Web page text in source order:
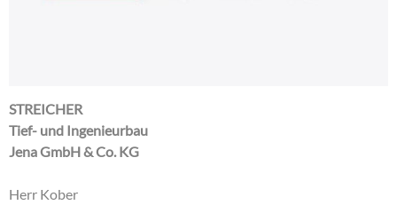
STREICHER
Tief- und Ingenieurbau
Jena GmbH & Co. KG
Herr Kober